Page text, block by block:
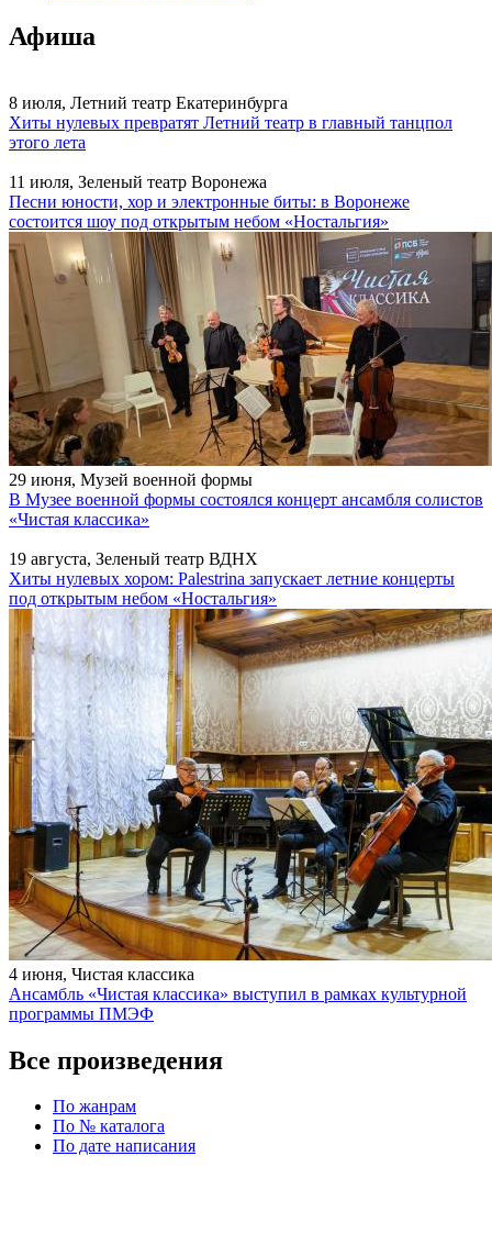
Афиша
8 июля, Летний театр Екатеринбурга
Хиты нулевых превратят Летний театр в главный танцпол
этого лета
11 июля, Зеленый театр Воронежа
Песни юности, хор и электронные биты: в Воронеже
состоится шоу под открытым небом «Ностальгия»
29 июня, Музей военной формы
В Музее военной формы состоялся концерт ансамбля солистов
«Чистая классика»
19 августа, Зеленый театр ВДНХ
Хиты нулевых хором: Palestrina запускает летние концерты
под открытым небом «Ностальгия»
4 июня, Чистая классика
Ансамбль «Чистая классика» выступил в рамках культурной
программы ПМЭФ
Все произведения
По жанрам
По № каталога
По дате написания